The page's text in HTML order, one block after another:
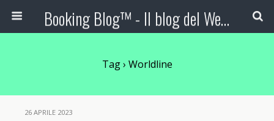
Booking Blog™ - Il blog del Web Marketing Turistico
Tag › Worldline
26 APRILE 2023